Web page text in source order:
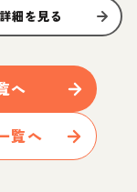
詳細を見る
へ
覧へ